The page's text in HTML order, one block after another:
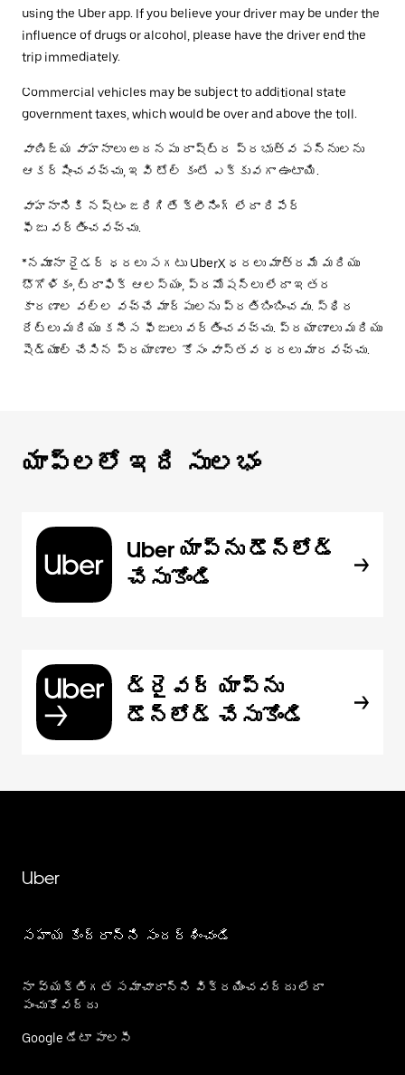
using the Uber app. If you believe your driver may be under the
influence of drugs or alcohol, please have the driver end the
trip immediately.
Commercial vehicles may be subject to additional state
government taxes, which would be over and above the toll.
వాణిజ్య వాహనాలు అదనపు రాష్ట్ర ప్రభుత్వ పన్నులను
ఆకర్షించవచ్చు, ఇవి టోల్ కంటే ఎక్కువగా ఉంటాయి.
వాహనానికి నష్టం జరిగితే క్లీనింగ్ లేదా రిపేర్
ఫీజు వర్తించవచ్చు.
*నమూనా రైడర్ ధరలు సగటు UberX ధరలు మాత్రమే మరియు
భౌగోళికం, ట్రాఫిక్ ఆలస్యం, ప్రమోషన్లు లేదా ఇతర
కారణాల వల్ల వచ్చే మార్పులను ప్రతిబింబించవు. స్థిర
రేట్లు మరియు కనీస ఫీజులు వర్తించవచ్చు. ప్రయాణాలు మరియు
షెడ్యూల్ చేసిన ప్రయాణాల కోసం వాస్తవ ధరలు మారవచ్చు.
యాప్‌లలో ఇది సులభం
Uber యాప్‌ను డౌన్‌లోడ్
చేసుకోండి
డ్రైవర్ యాప్‌ను
డౌన్‌లోడ్ చేసుకోండి
Uber
సహాయ కేంద్రాన్ని సందర్శించండి
నా వ్యక్తిగత సమాచారాన్ని విక్రయించవద్దు లేదా
పంచుకోవద్దు
Google డేటా పాలసీ